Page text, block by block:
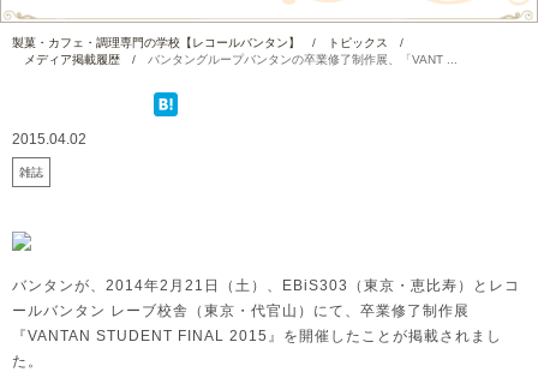
製菓・カフェ・調理専門の学校【レコールバンタン】 / トピックス
/
メディア掲載履歴
/ バンタングループバンタンの卒業修了制作展、「VANT ...
2015.04.02
雑誌
バンタンが、2014年2月21日（土）、EBiS303（東京・恵比寿）とレコ
ールバンタン レーブ校舎（東京・代官山）にて、卒業修了制作展
『VANTAN STUDENT FINAL 2015』を開催したことが掲載されまし
た。